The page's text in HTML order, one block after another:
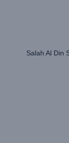
Salah Al Din